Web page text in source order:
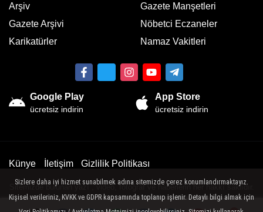
Arşiv
Gazete Arşivi
Karikatürler
Gazete Manşetleri
Nöbetci Eczaneler
Namaz Vakitleri
Google Play
ücretsiz indirin
App Store
ücretsiz indirin
Künye İletişim Gizlilik Politikası
Sitemizde bulunan yazı , video, fotoğraf ve haberlerin her hakkı saklıdır.
İzinsiz veya kaynak gösterilemeden kullanılamaz.
Sizlere daha iyi hizmet sunabilmek adına sitemizde çerez konumlandırmaktayız.
Kişisel verileriniz, KVKK ve GDPR kapsamında toplanıp işlenir. Detaylı bilgi almak için